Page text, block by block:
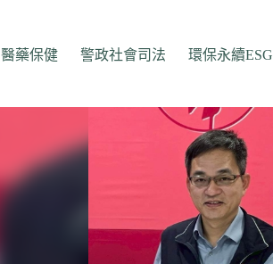
醫藥保健 警政社會司法 環保永續ESG